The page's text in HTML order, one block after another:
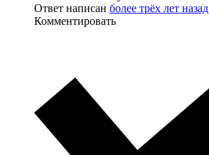
Ответ написан более трёх лет назад
Комментировать